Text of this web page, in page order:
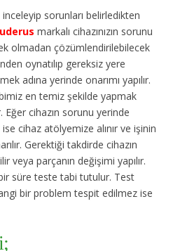
inceleyip sorunları belirledikten
markalı cihazınızın sorunu
olmadan çözümlendirilebilecek
oynatılıp gereksiz yere
adına yerinde onarımı yapılır.
en temiz şekilde yapmak
cihazın sorunu yerinde
cihaz atölyemize alınır ve işinin
Gerektiği takdirde cihazın
veya parçanın değişimi yapılır.
bir süre teste tabi tutulur. Test
bir problem tespit edilmez ise